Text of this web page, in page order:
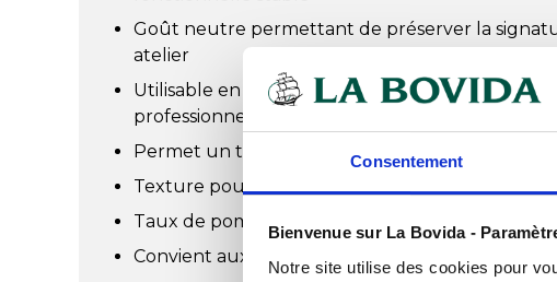
Consentement
Bienvenue sur La Bovida -
Notre site utilise des cookies pour
Goût neutre permettant de préserver la
atelier
Utilisable en saumure ou en salage à sec selon
professionnel
Permet un travail régulier et sécurisant sur des
Texture poudre blanche simple à disperser
Taux de pompage maîtrisé pour une diffusion
Convient aux salaisons crues ou à cuire